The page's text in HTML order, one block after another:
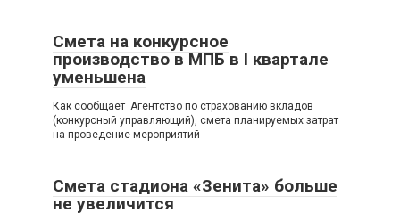
Смета на конкурсное
производство в МПБ в I квартале
уменьшена
Как сообщает Агентство по страхованию вкладов
(конкурсный управляющий), смета планируемых затрат
на проведение мероприятий
Смета стадиона «Зенита» больше
не увеличится